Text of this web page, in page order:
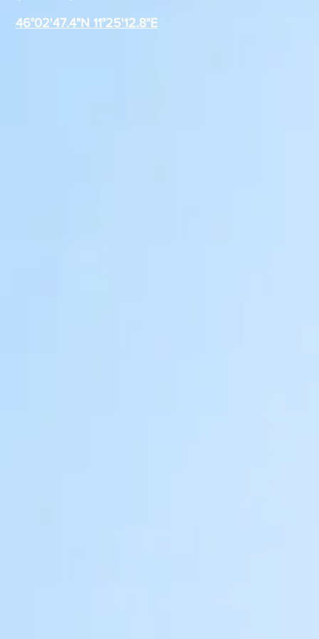
46°02'47.4"N 11°25'12.8"E